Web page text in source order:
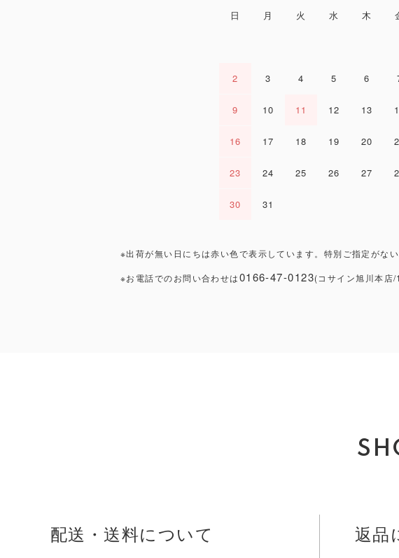
日 月 火 水 木
2 3 4 5 6
9 10 11 12 13
16 17 18 19 20
23 24 25 26 27
30 31
※出荷が無い日にちは赤い色で表示しています。特別ご指定がな
※お電話でのお問い合わせは0166-47-0123(コサイン旭川本店
配送・送料について 返品